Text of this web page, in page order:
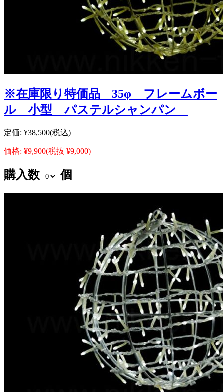
※在庫限り特価品 35φ フレームボー
ル 小型 パステルシャンパン
定価: ¥38,500(税込)
価格: ¥9,900(税抜 ¥9,000)
購入数 個